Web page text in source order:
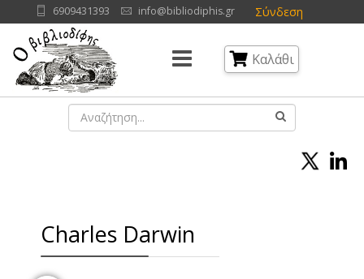
Σύνδεση
6909431393 info@bibliodiphis.gr
Καλάθι
Charles Darwin